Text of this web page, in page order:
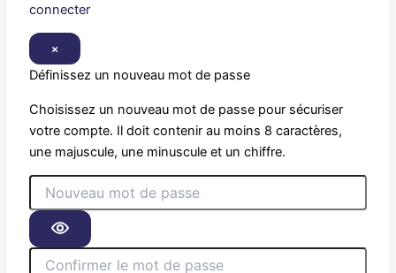
connecter
×
Définissez un nouveau mot de passe
Choisissez un nouveau mot de passe pour sécuriser
votre compte. Il doit contenir au moins 8 caractères,
une majuscule, une minuscule et un chiffre.